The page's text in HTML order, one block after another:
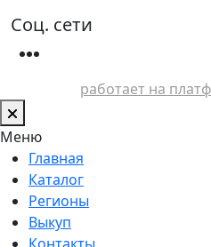
Соц. сети
работает на
Меню
Главная
Каталог
Регионы
Выкуп